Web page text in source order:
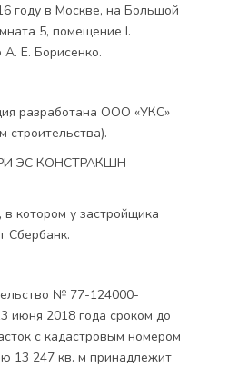
году в Москве, на Большой
5, помещение I.
Е. Борисенко.
разработана ООО «УКС»
строительства).
ЭС КОНСТРАКШН
котором у застройщика
Сбербанк.
№ 77-124000-
июня 2018 года сроком до
с кадастровым номером
13 247 кв. м принадлежит